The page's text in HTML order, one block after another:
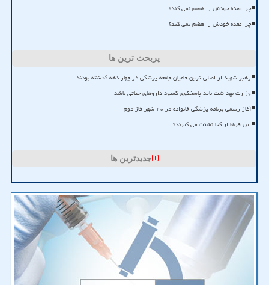
چرا معده خودش را هضم نمی کند؟
چرا معده خودش را هضم نمی کند؟
پربحث ترین ها
رهبر شهید از اصلی ترین حامیان جامعه پزشکی در چهار دهه گذشته بودند
وزارت بهداشت باید پاسخگوی کمبود داروهای حیاتی باشد
آغاز رسمی برنامه پزشکی خانواده در ۲۰ شهر فاز دوم
این فرها از کجا نشئت می گیرند؟
جدیدترین ها